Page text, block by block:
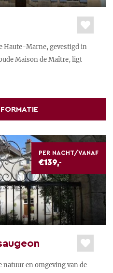
Haute-Marne, gevestigd in
Maison de Maître, ligt
PER NACHT/VANAF
€139,-
natuur en omgeving van de